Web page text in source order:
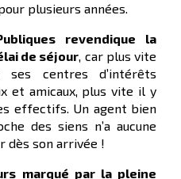
plusieurs années.
revendique la
de séjour, car plus vite
centres d’intérêts
et amicaux, plus vite il y
effectifs. Un agent bien
des siens n’a aucune
dès son arrivée !
marqué par la pleine